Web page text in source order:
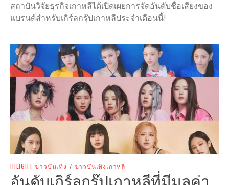
สถาบันวิจัยธุรกิจเกาหลีได้เปิดเผยการจัดอันดับชื่อเสียงของ
แบรนด์สำหรับเกิร์ลกรุ๊ปเกาหลีประจำเดือนนี้!
HILIGHT ข่าวบันเทิง / ข่าวบันเทิงเกาหลี
อันดับเกิร์ลกรุ๊ปเกาหลีที่มีมูลค่า